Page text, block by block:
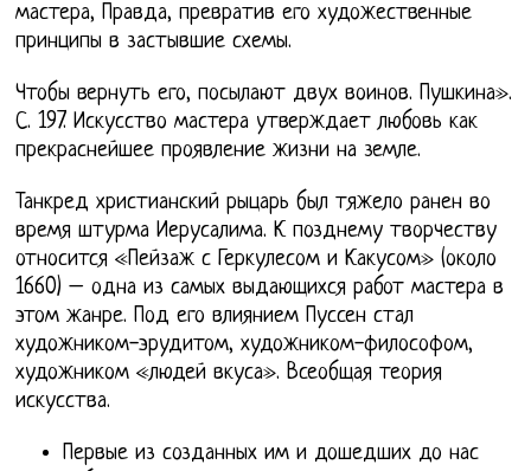
мастера, Правда, превратив его художественные
принципы в застывшие схемы.
Чтобы вернуть его, посылают двух воинов. Пушкина».
С. 197. Искусство мастера утверждает любовь как
прекраснейшее проявление жизни на земле.
Танкред христианский рыцарь был тяжело ранен во
время штурма Иерусалима. К позднему творчеству
относится «Пейзаж с Геркулесом и Какусом» (около
1660) – одна из самых выдающихся работ мастера в
этом жанре. Под его влиянием Пуссен стал
художником-эрудитом, художником-философом,
художником «людей вкуса». Всеобщая теория
искусства.
Первые из созданных им и дошедших до нас